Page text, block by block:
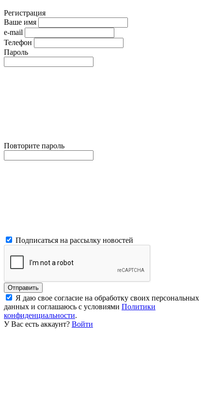
Регистрация
Ваше имя
e-mail
Телефон
Пароль
Повторите пароль
Подписаться на рассылку новостей
Отправить
Я даю свое согласие на обработку своих персональных
данных и соглашаюсь с условиями Политики
конфиденциальности.
У Вас есть аккаунт? Войти